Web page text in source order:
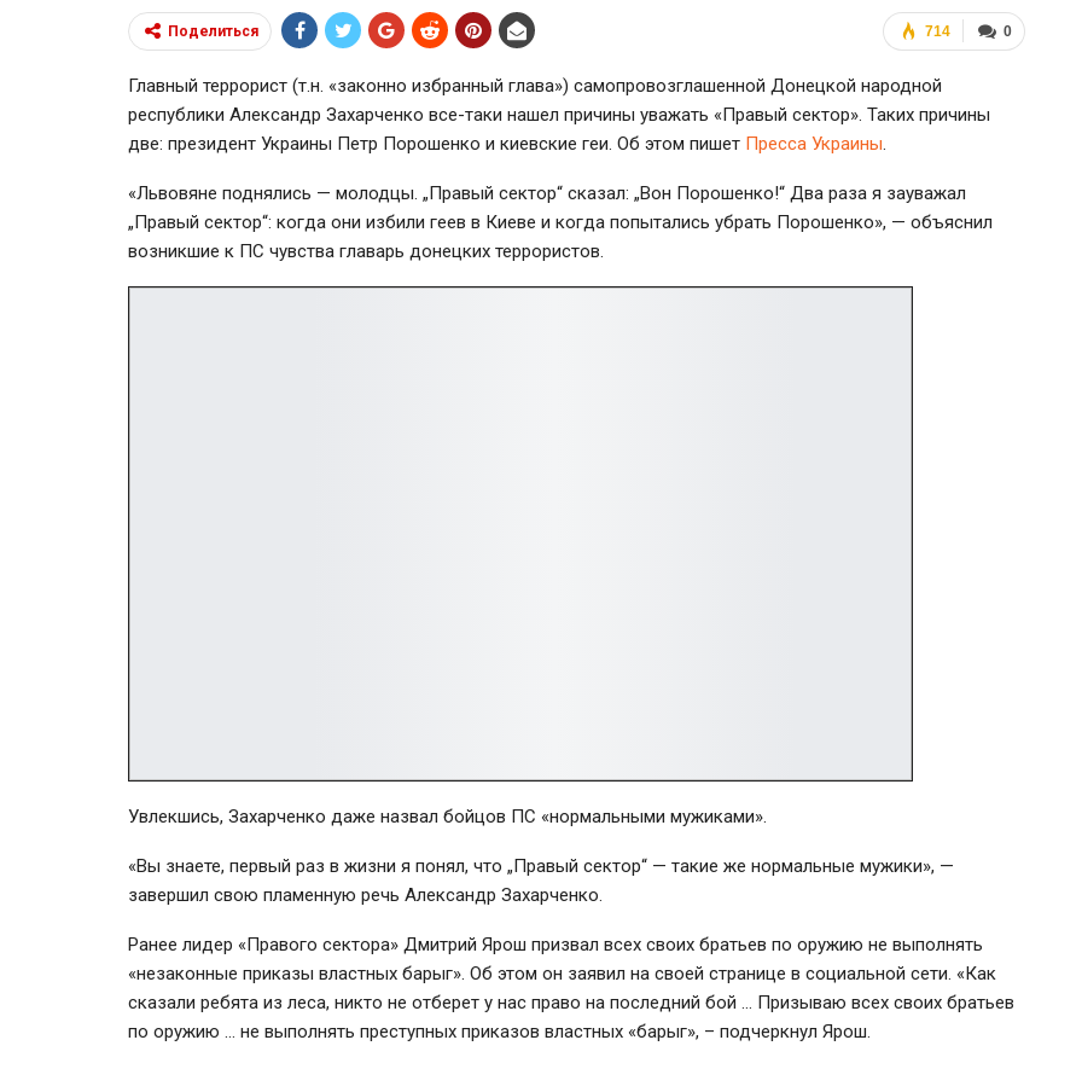
0
714
Поделиться
Главный террорист (т.н. «законно избранный глава») самопровозглашенной Донецкой народной
республики Александр Захарченко все-таки нашел причины уважать «Правый сектор». Таких причины
две: президент Украины Петр Порошенко и киевские геи. Об этом пишет Пресса Украины
«Львовяне поднялись — молодцы. „Правый сектор“ сказал: „Вон Порошенко!“ Два раза я зауважал
„Правый сектор“: когда они избили геев в Киеве и когда попытались убрать Порошенко», — объяснил
возникшие к ПС чувства главарь донецких террористов.
Увлекшись, Захарченко даже назвал бойцов ПС «нормальными мужиками».
«Вы знаете, первый раз в жизни я понял, что „Правый сектор“ — такие же нормальные мужики», —
завершил свою пламенную речь Александр Захарченко.
Ранее лидер «Правого сектора» Дмитрий Ярош призвал всех своих братьев по оружию не выполнять
«незаконные приказы властных барыг». Об этом он заявил на своей странице в социальной сети. «Как
сказали ребята из леса, никто не отберет у нас право на последний бой … Призываю всех своих братьев
по оружию … не выполнять преступных приказов властных «барыг», – подчеркнул Ярош.